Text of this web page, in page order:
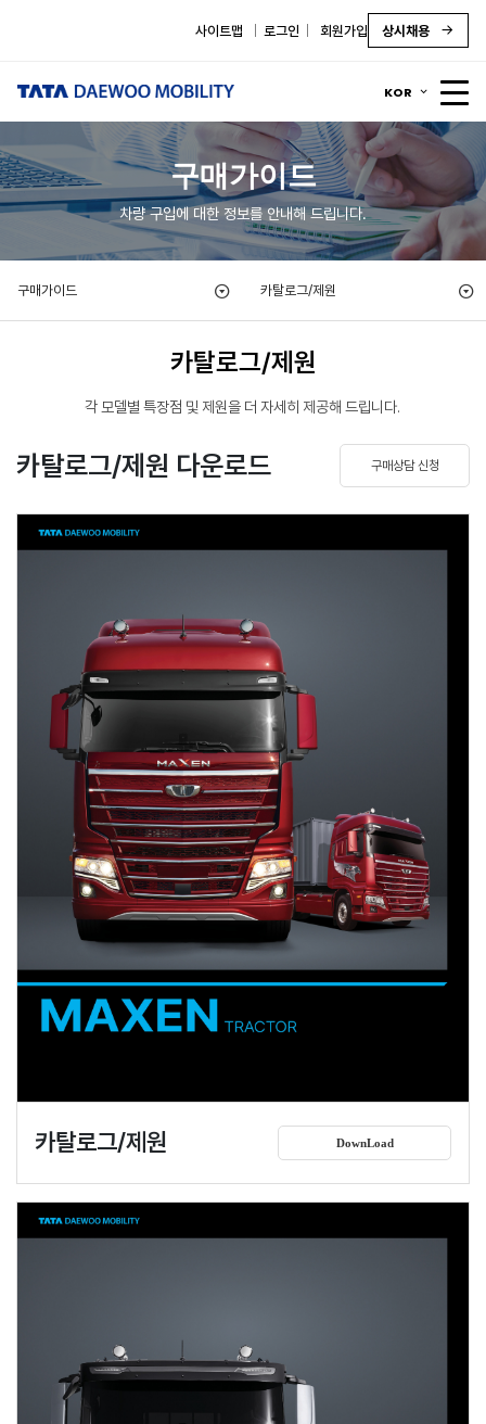
사이트맵 로그인 회원가입 상시채용
KOR
구매가이드
차량 구입에 대한 정보를 안내해 드립니다.
구매가이드 카탈로그/제원
카탈로그/제원
각 모델별 특장점 및 제원을 더 자세히 제공해 드립니다.
카탈로그/제원 다운로드 구매상담 신청
카탈로그/제원 DownLoad